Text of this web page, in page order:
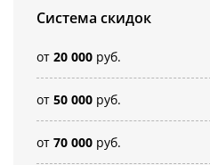
Система скидок
от 20 000 руб.
от 50 000 руб.
от 70 000 руб.